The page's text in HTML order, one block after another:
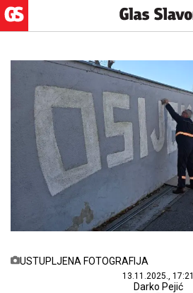
USTUPLJENA FOTOGRAFIJA
13.11.2025., 17:21
Darko Pejić